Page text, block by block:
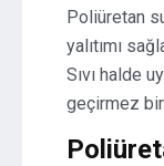
Poliüretan
yalıtımı
Sıvı halde
geçirmez